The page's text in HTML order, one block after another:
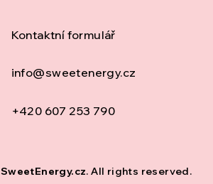
info@sweetenergy.cz
+420 607 253 790
SweetEnergy.cz. All rights reserved.